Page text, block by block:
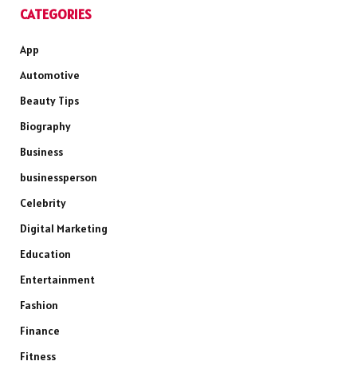
CATEGORIES
App
Automotive
Beauty Tips
Biography
Business
businessperson
Celebrity
Digital Marketing
Education
Entertainment
Fashion
Finance
Fitness